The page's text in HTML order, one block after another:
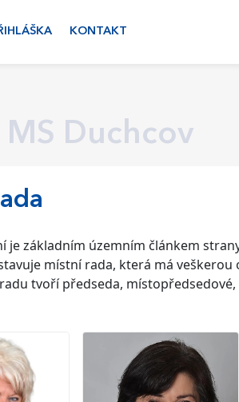
KONTAKT
Duchcov
je základním územním článkem
místní rada, která má
tvoří předseda,